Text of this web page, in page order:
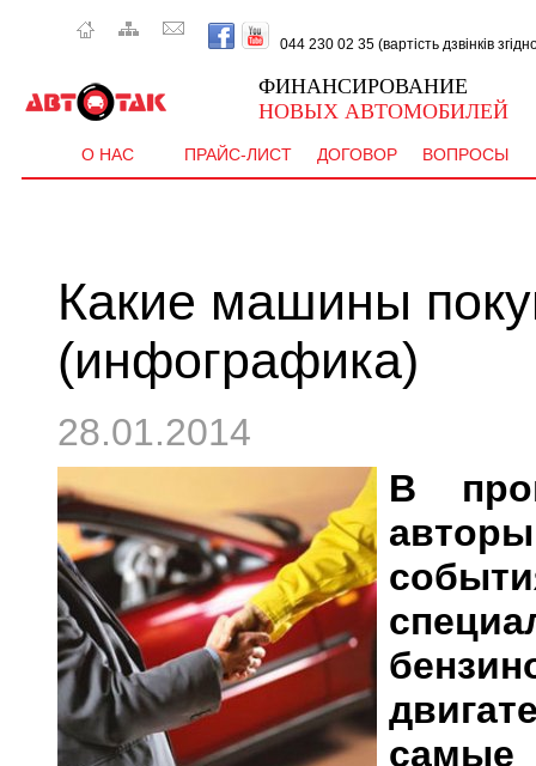
044 230 02 35 (вартість дзвінків
ФИНАНСИРОВАНИЕ
НОВЫХ АВТОМОБИЛЕЙ
О НАС ПРАЙС-ЛИСТ ДОГОВОР ВОПРОСЫ
Какие машины
(инфографика)
28.01.2014
В
самые